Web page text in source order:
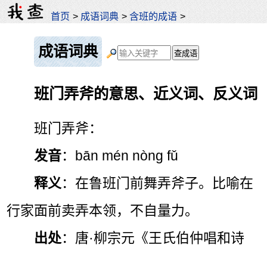
首页 > 成语词典 >含班的成语 >
成语词典
班门弄斧的意思、近义词、反义词
班门弄斧：
发音：bān mén nòng fǔ
释义 ：在鲁班门前舞弄斧子。比喻在
行家面前卖弄本领，不自量力。
出处：唐·柳宗元《王氏伯仲唱和诗